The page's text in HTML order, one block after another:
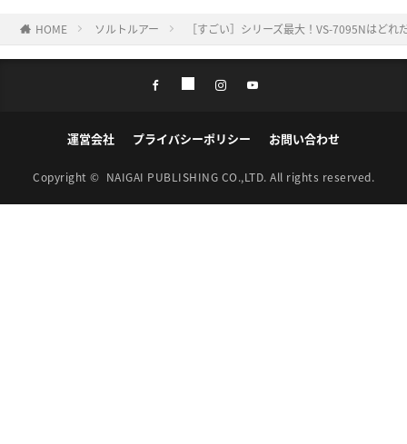
HOME ソルトルアー ［すごい］シリーズ最大！VS-7095Nはど
運営会社 プライバシーポリシー お問い合わせ
Copyright © NAIGAI PUBLISHING CO.,LTD. All rights reserved.